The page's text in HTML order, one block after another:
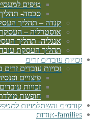
טיפים
סכמה-
קנדה – תהליך
אוסטרליה –
אנגליה- תהליך
תהליך העסקת
זכויות עובדים זרים
זכויות עובדים
פיצויים
זכויות
חופשת
קורסים והשתלמויות
families-אודות